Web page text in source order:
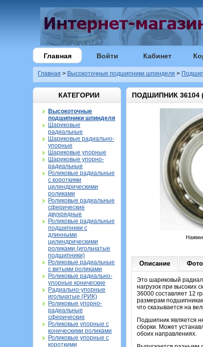
Главная Войти Кабинет
Главная > Высокоточные подшипники шпинделя >
КАТЕГОРИИ
Высокоточные
подшипники шпинделя
Шариковые
радиальные
Шариковые радиально-
упорные
Шариковые упорные
Шариковые упорно-
радиальные
Роликовые радиальные
с короткими
цилиндрическими
роликами
Роликовые радиальные
сферические
двухрядные
Роликовые радиальные
подшипники с
длинными
цилиндрическими
роликами (игольчатые
подшипники)
Роликовые радиальные
с витыми роликами
Роликовые радиально-
упорные конические
Радиально-упорные
игольчатые (РИК)
Роликовые упорно-
радиальные
сферические
Роликовые упорные с
коническими роликами
Роликовые упорные с
короткими
ПОДШИПНИК 36104
Описание
Это шариковый
нагрузок при высоких
36000 составляет 12
размерам
что сказывается на
Подшипник является
сборки. Может
обоих направлениях.